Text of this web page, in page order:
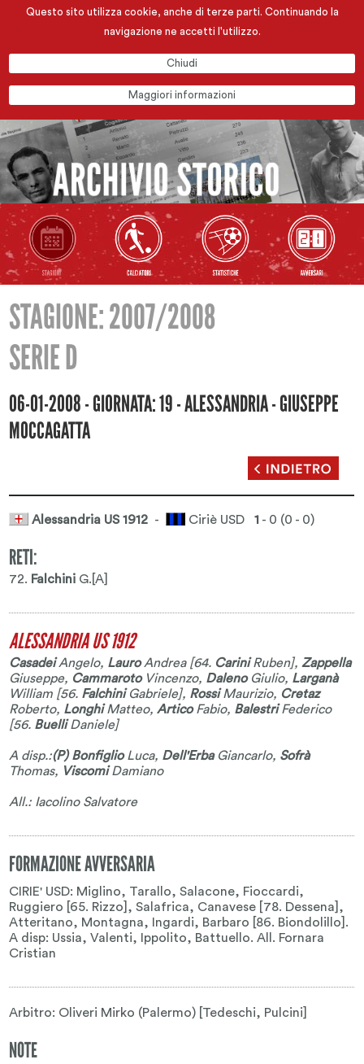
Questo sito utilizza cookie, anche di terze parti. Continuando la
navigazione ne accetti l'utilizzo.
Chiudi
Maggiori informazioni
STAGIONE: 2007/2008
SERIE D
06-01-2008 - GIORNATA: 19 - ALESSANDRIA - GIUSEPPE
MOCCAGATTA
Alessandria US 1912 - Ciriè USD1 - 0 (0 - 0)
RETI:
72. Falchini G.[A]
ALESSANDRIA US 1912
CasadeiAngelo, LauroAndrea[64. CariniRuben], Zappella
Giuseppe, CammarotoVincenzo, DalenoGiulio, Larganà
William [56. FalchiniGabriele], RossiMaurizio, Cretaz
Roberto, LonghiMatteo,ArticoFabio, BalestriFederico
[56. BuelliDaniele]
A disp.:(P) BonfiglioLuca, Dell'ErbaGiancarlo, Sofrà
Thomas, ViscomiDamiano
All.: Iacolino Salvatore
FORMAZIONE AVVERSARIA
CIRIE' USD: Miglino, Tarallo, Salacone, Fioccardi,
Ruggiero [65. Rizzo], Salafrica, Canavese [78. Dessena],
Atteritano, Montagna, Ingardi, Barbaro [86. Biondolillo].
A disp: Ussia, Valenti, Ippolito, Battuello. All. Fornara
Cristian
Arbitro: Oliveri Mirko (Palermo) [Tedeschi, Pulcini]
NOTE